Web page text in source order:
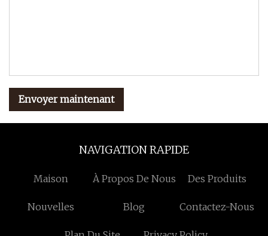
Envoyer maintenant
NAVIGATION RAPIDE
Maison À Propos De Nous Des Produits
Nouvelles Blog Contactez-Nous